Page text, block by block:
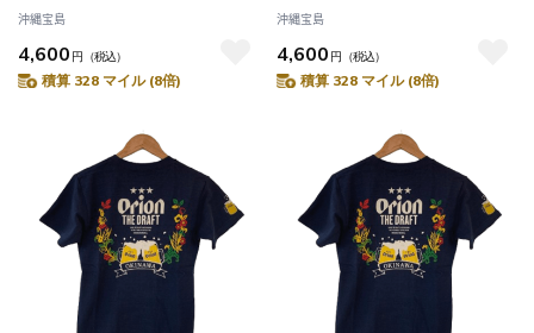
沖縄宝島
4,600 円 （税込）
積算 328 マイル (8倍)
沖縄宝島
4,600 円 （税込）
積算 328 マイル (8倍)